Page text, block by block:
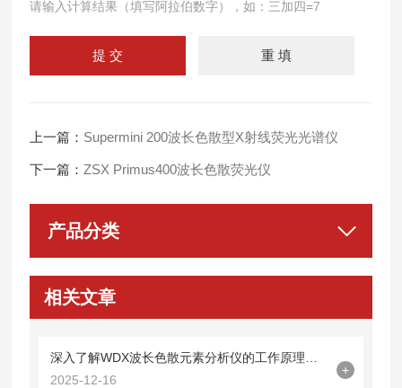
请输入计算结果（填写阿拉伯数字），如：三加四=7
上一篇： Supermini 200波长色散型X射线荧光光谱仪
下一篇：ZSX Primus400波长色散荧光仪
产品分类
相关文章
2025-12-16
+